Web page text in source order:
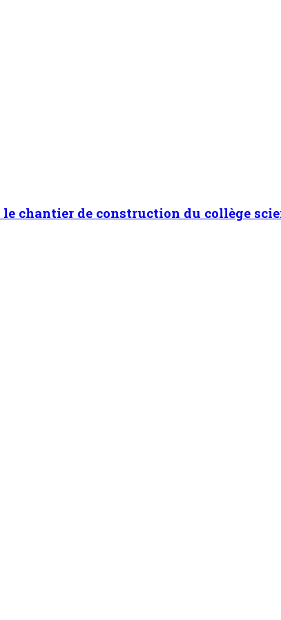
chantier de construction du collège